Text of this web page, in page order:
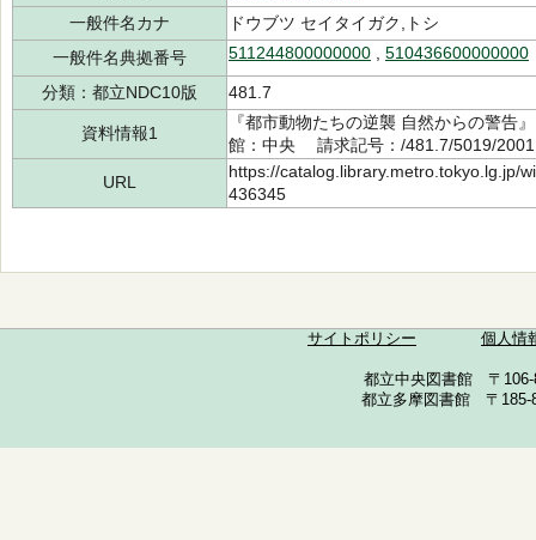
一般件名カナ
ドウブツ セイタイガク,トシ
一般件名典拠番号
511244800000000 510436600000000
分類：都立NDC10版 481.7
資料情報1
『都市動物たちの逆襲 自然からの警
館：中央 請求記号：/481.7/5019/
URL
https://catalog.library.metro.tokyo.lg.jp/
436345
サイトポリシー 個人情
都立中央図書館 〒
都立多摩図書館 〒185-